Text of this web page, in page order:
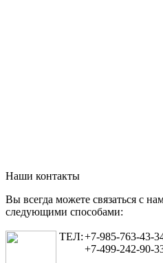
Наши контакты
Вы всегда можете связаться с
следующими способами:
ТЕЛ:+7-985-763-43-
+7-499-242-90-